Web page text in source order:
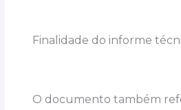
Finalidade do informe
O documento também